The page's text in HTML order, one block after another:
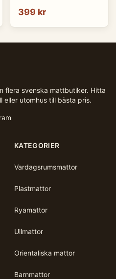
399 kr
flera svenska mattbutiker. Hitta
eller utomhus till bästa pris.
KATEGORIER
Vardagsrumsmattor
Plastmattor
Ryamattor
Ullmattor
Orientaliska mattor
Barnmattor